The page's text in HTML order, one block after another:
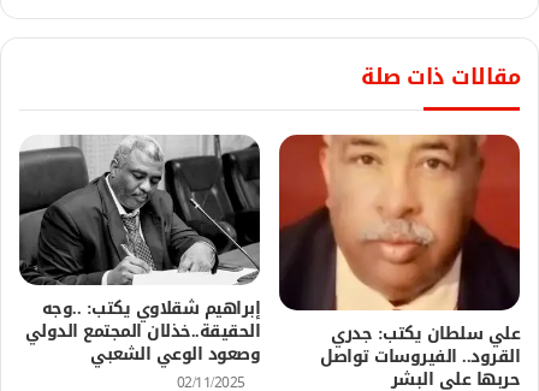
مقالات ذات صلة
علي سلطان يكتب: جدري
القرود.. الفيروسات تواصل
حربها على البشر
إبراهيم شقلاوي يكتب: ..وجه
الحقيقة..خذلان المجتمع الدولي
وصعود الوعي الشعبي
02/11/2025